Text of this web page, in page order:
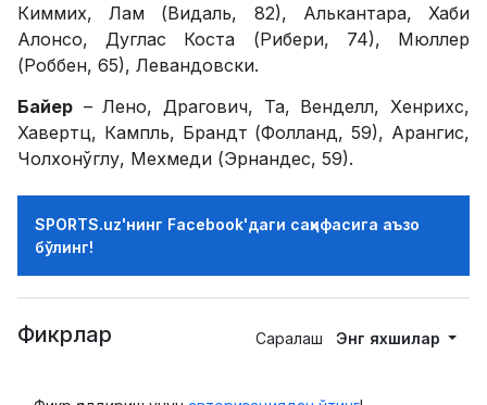
Киммих, Лам (Видаль, 82), Алькантара, Хаби
Алонсо, Дуглас Коста (Рибери, 74), Мюллер
(Роббен, 65), Левандовски.
Байер – Лено, Драгович, Та, Венделл, Хенрихс,
Хавертц, Кампль, Брандт (Фолланд, 59), Арангис,
Чолхонўглу, Мехмеди (Эрнандес, 59).
SPORTS.uz'нинг Facebook'даги саҳифасига аъзо
бўлинг!
Фикрлар Саралаш Энг яхшилар